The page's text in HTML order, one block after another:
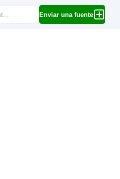
Enviar una fuente